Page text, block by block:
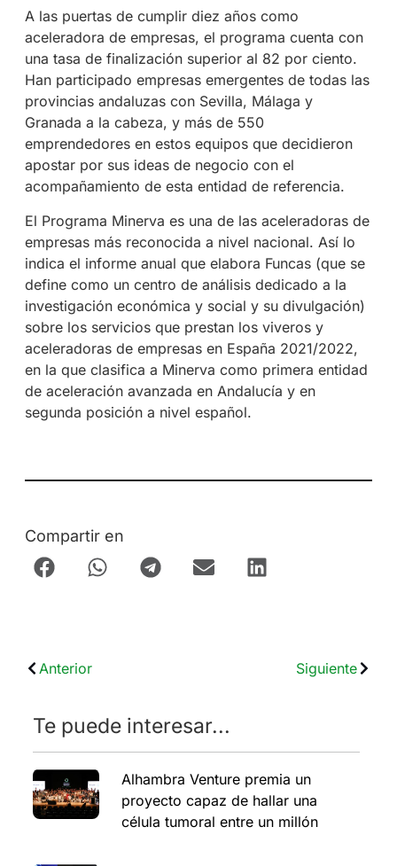
A las puertas de cumplir diez años como
aceleradora de empresas, el programa cuenta con
una tasa de finalización superior al 82 por ciento.
Han participado empresas emergentes de todas las
provincias andaluzas con Sevilla, Málaga y
Granada a la cabeza, y más de 550
emprendedores en estos equipos que decidieron
apostar por sus ideas de negocio con el
acompañamiento de esta entidad de referencia.
El Programa Minerva es una de las aceleradoras de
empresas más reconocida a nivel nacional. Así lo
indica el informe anual que elabora Funcas (que se
define como un centro de análisis dedicado a la
investigación económica y social y su divulgación)
sobre los servicios que prestan los viveros y
aceleradoras de empresas en España 2021/2022,
en la que clasifica a Minerva como primera entidad
de aceleración avanzada en Andalucía y en
segunda posición a nivel español.
Compartir en
Anterior Siguiente
Te puede interesar...
Alhambra Venture premia un
proyecto capaz de hallar una
célula tumoral entre un millón